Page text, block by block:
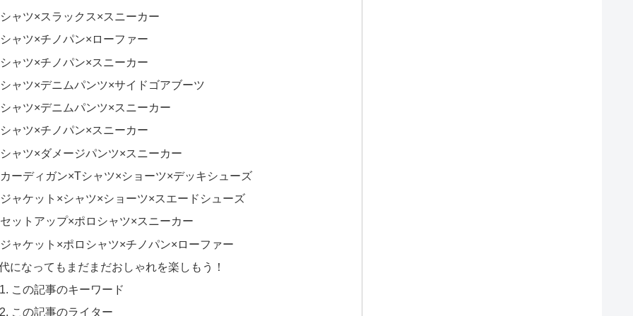
シャツ×スラックス×スニーカー
シャツ×チノパン×ローファー
シャツ×チノパン×スニーカー
シャツ×デニムパンツ×サイドゴアブーツ
シャツ×デニムパンツ×スニーカー
シャツ×チノパン×スニーカー
シャツ×ダメージパンツ×スニーカー
カーディガン×Tシャツ×ショーツ×デッキシューズ
ジャケット×シャツ×ショーツ×スエードシューズ
セットアップ×ポロシャツ×スニーカー
ジャケット×ポロシャツ×チノパン×ローファー
になってもまだまだおしゃれを楽しもう！
この記事のキーワード
この記事のライター